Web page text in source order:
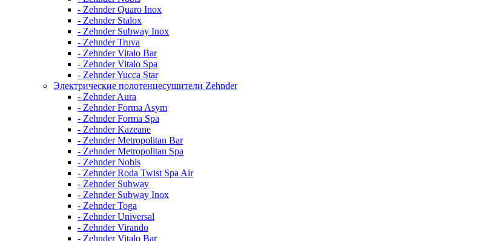
- Zehnder Quaro Inox
- Zehnder Stalox
- Zehnder Subway Inox
- Zehnder Truva
- Zehnder Vitalo Bar
- Zehnder Vitalo Spa
- Zehnder Yucca Star
Электрические полотенцесушители Zehnder
- Zehnder Aura
- Zehnder Forma Asym
- Zehnder Forma Spa
- Zehnder Kazeane
- Zehnder Metropolitan Bar
- Zehnder Metropolitan Spa
- Zehnder Nobis
- Zehnder Roda Twist Spa Air
- Zehnder Subway
- Zehnder Subway Inox
- Zehnder Toga
- Zehnder Universal
- Zehnder Virando
- Zehnder Vitalo Bar